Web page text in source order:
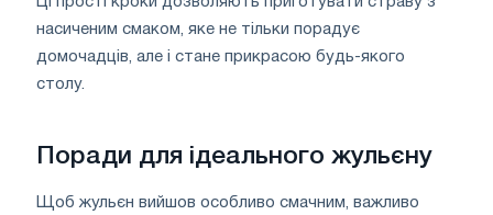
насиченим смаком, яке не тільки порадує
домочадців, але і стане прикрасою будь-якого
столу.
Поради для ідеального жульєну
Щоб жульєн вийшов особливо смачним, важливо